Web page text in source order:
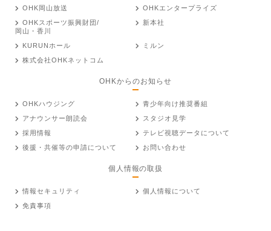
OHK岡山放送
OHKエンタープライズ
OHKスポーツ振興財団/
岡山・香川
新本社
KURUNホール
ミルン
株式会社OHKネットコム
OHKからのお知らせ
OHKハウジング
青少年向け推奨番組
アナウンサー朗読会
スタジオ見学
採用情報
テレビ視聴データについて
後援・共催等の申請について
お問い合わせ
個人情報の取扱
情報セキュリティ
個人情報について
免責事項